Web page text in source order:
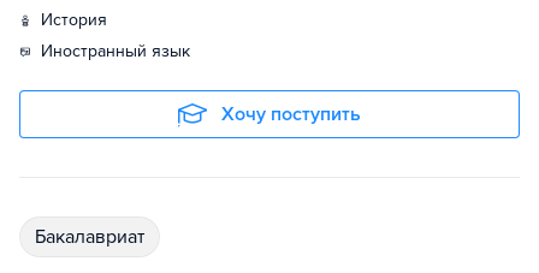
история
иностранный язык
Хочу поступить
бакалавриат